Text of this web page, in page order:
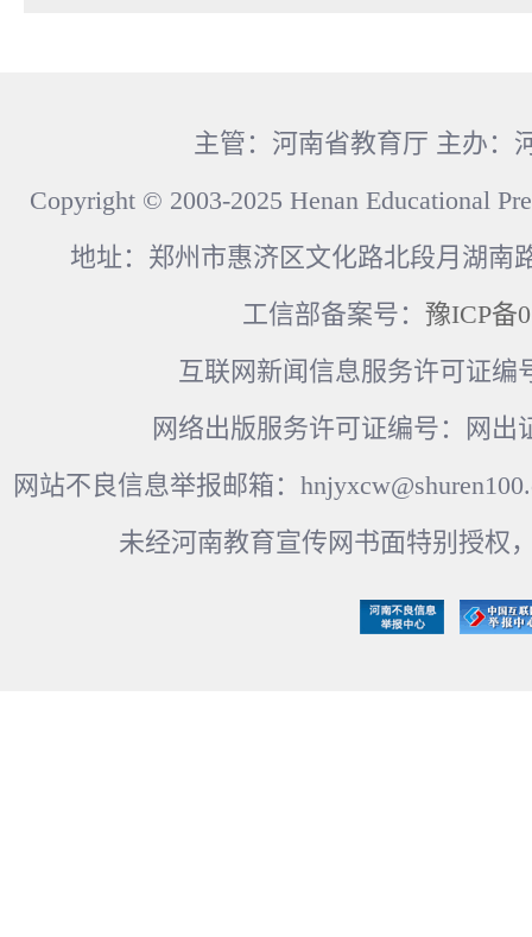
主管：河南省教育厅 主办：
Copyright © 2003-2025 Henan Educational
地址：郑州市惠济区文化路北段月湖南
工信部备案号： 豫ICP备
互联网新闻信息服务许可证编
网络出版服务许可证编号：网出
网站不良信息举报邮箱：
未经河南教育宣传网书面特别授权